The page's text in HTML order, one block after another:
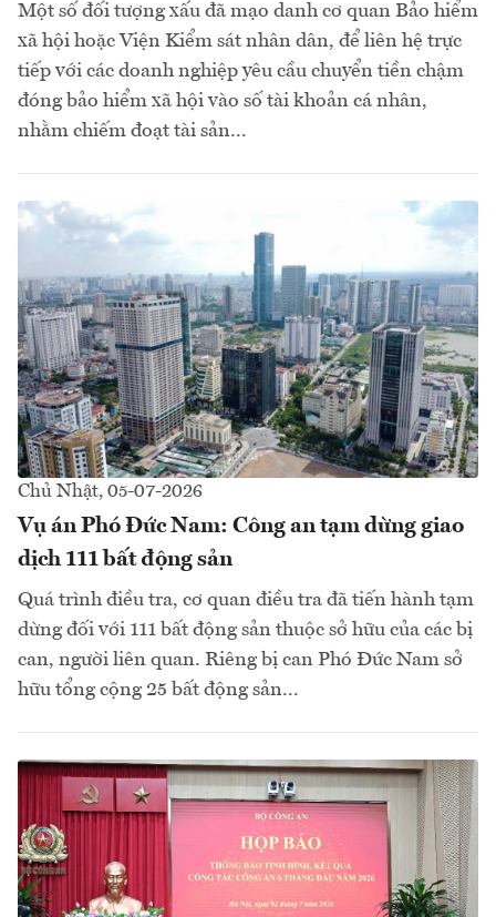
Một số đối tượng xấu đã mạo danh cơ quan Bảo hiểm
xã hội hoặc Viện Kiểm sát nhân dân, để liên hệ trực
tiếp với các doanh nghiệp yêu cầu chuyển tiền chậm
đóng bảo hiểm xã hội vào số tài khoản cá nhân,
nhằm chiếm đoạt tài sản...
Chủ Nhật, 05-07-2026
Vụ án Phó Đức Nam: Công an tạm dừng giao
dịch 111 bất động sản
Quá trình điều tra, cơ quan điều tra đã tiến hành tạm
dừng đối với 111 bất động sản thuộc sở hữu của các bị
can, người liên quan. Riêng bị can Phó Đức Nam sở
hữu tổng cộng 25 bất động sản...